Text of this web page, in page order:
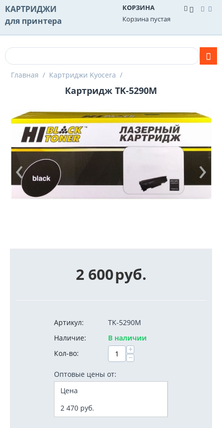
КАРТРИДЖИ
для принтера
КОРЗИНА
Корзина пустая
Главная / Картриджи Kyocera /
Картридж TK-5290M
2 600руб.
Артикул:
TK-5290M
Наличие:
В наличии
Кол-во:
+
−
Оптовые цены от:
Цена
2 470 руб.